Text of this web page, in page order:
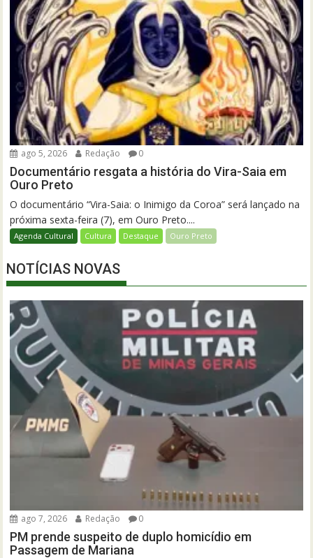
ago 5, 2026 Redação 0
Documentário resgata a história do Vira-Saia em
Ouro Preto
O documentário “Vira-Saia: o Inimigo da Coroa” será lançado na
próxima sexta-feira (7), em Ouro Preto....
Agenda Cultural Cultura Destaque Ouro Preto
NOTÍCIAS NOVAS
ago 7, 2026 Redação 0
PM prende suspeito de duplo homicídio em
Passagem de Mariana